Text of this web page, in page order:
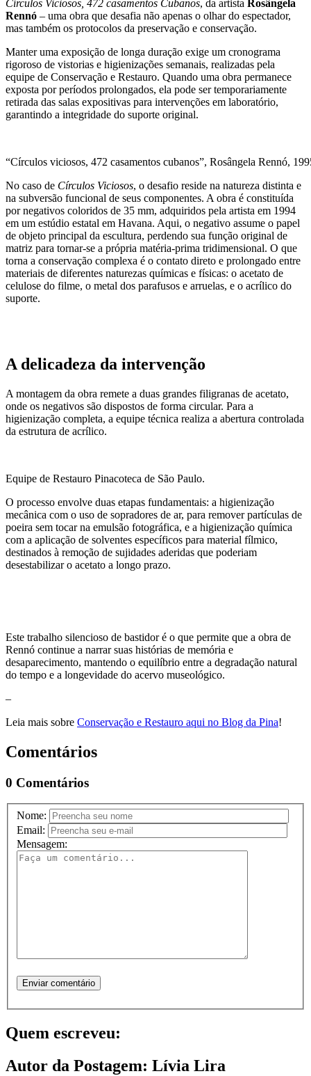
Círculos Viciosos, 472 casamentos Cubanos, da artista Rosângela
Rennó – uma obra que desafia não apenas o olhar do espectador,
mas também os protocolos da preservação e conservação.
Manter uma exposição de longa duração exige um cronograma
rigoroso de vistorias e higienizações semanais, realizadas pela
equipe de Conservação e Restauro. Quando uma obra permanece
exposta por períodos prolongados, ela pode ser temporariamente
retirada das salas expositivas para intervenções em laboratório,
garantindo a integridade do suporte original.
“Círculos viciosos, 472 casamentos cubanos”, Rosângela Rennó,
No caso de Círculos Viciosos, o desafio reside na natureza distinta e
na subversão funcional de seus componentes. A obra é constituída
por negativos coloridos de 35 mm, adquiridos pela artista em 1994
em um estúdio estatal em Havana. Aqui, o negativo assume o papel
de objeto principal da escultura, perdendo sua função original de
matriz para tornar-se a própria matéria-prima tridimensional. O que
torna a conservação complexa é o contato direto e prolongado entre
materiais de diferentes naturezas químicas e físicas: o acetato de
celulose do filme, o metal dos parafusos e arruelas, e o acrílico do
suporte.
A delicadeza da intervenção
A montagem da obra remete a duas grandes filigranas de acetato,
onde os negativos são dispostos de forma circular. Para a
higienização completa, a equipe técnica realiza a abertura controlada
da estrutura de acrílico.
Equipe de Restauro Pinacoteca de São Paulo.
O processo envolve duas etapas fundamentais: a higienização
mecânica com o uso de sopradores de ar, para remover partículas de
poeira sem tocar na emulsão fotográfica, e a higienização química
com a aplicação de solventes específicos para material fílmico,
destinados à remoção de sujidades aderidas que poderiam
desestabilizar o acetato a longo prazo.
Este trabalho silencioso de bastidor é o que permite que a obra de
Rennó continue a narrar suas histórias de memória e
desaparecimento, mantendo o equilíbrio entre a degradação natural
do tempo e a longevidade do acervo museológico.
–
Leia mais sobre Conservação e Restauro aqui no Blog da Pina!
Comentários
0 Comentários
Nome:
Email:
Mensagem:
Enviar comentário
Quem escreveu:
Autor da Postagem: Lívia Lira